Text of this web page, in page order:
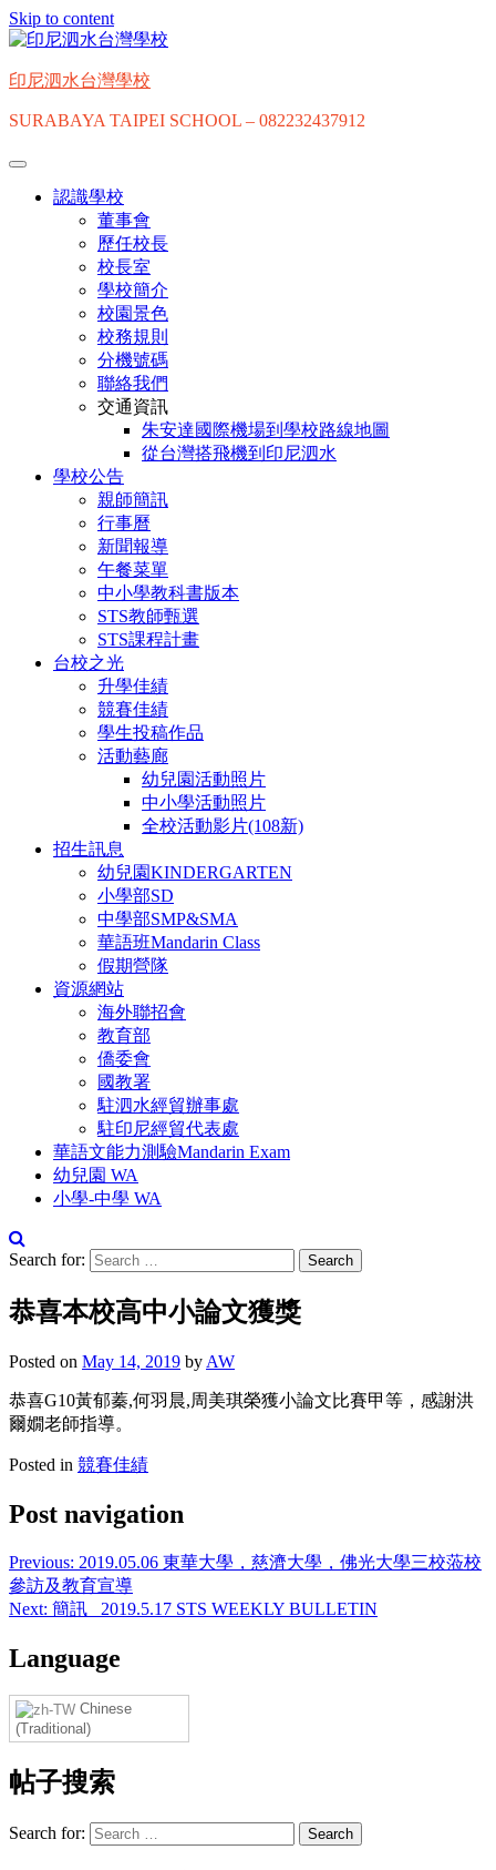
Skip to content
印尼泗水台灣學校
SURABAYA TAIPEI SCHOOL – 082232437912
認識學校
董事會
歷任校長
校長室
學校簡介
校園景色
校務規則
分機號碼
聯絡我們
交通資訊
朱安達國際機場到學校路線地圖
從台灣搭飛機到印尼泗水
學校公告
親師簡訊
行事曆
新聞報導
午餐菜單
中小學教科書版本
STS教師甄選
STS課程計畫
台校之光
升學佳績
競賽佳績
學生投稿作品
活動藝廊
幼兒園活動照片
中小學活動照片
全校活動影片(108新)
招生訊息
幼兒園KINDERGARTEN
小學部SD
中學部SMP&SMA
華語班Mandarin Class
假期營隊
資源網站
海外聯招會
教育部
僑委會
國教署
駐泗水經貿辦事處
駐印尼經貿代表處
華語文能力測驗Mandarin Exam
幼兒園 WA
小學-中學 WA
Search for:
恭喜本校高中小論文獲獎
Posted on May 14, 2019 by AW
恭喜G10黃郁蓁,何羽晨,周美琪榮獲小論文比賽甲等，感謝洪
爾嫺老師指導。
Posted in 競賽佳績
Post navigation
Previous: 2019.05.06 東華大學，慈濟大學，佛光大學三校蒞校
參訪及教育宣導
Next: 簡訊_ 2019.5.17 STS WEEKLY BULLETIN
Language
Chinese
(Traditional)
帖子搜索
Search for: